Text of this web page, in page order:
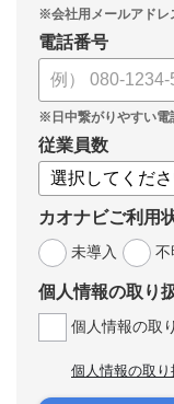
電話番号
従業員数
カオナビご利用
未導入
不
個人情報の取り
個人情報の取
個人情報の取り